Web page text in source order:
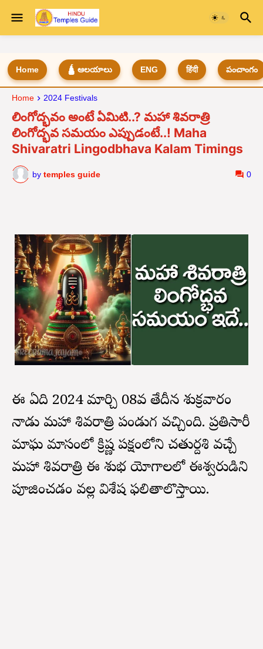
Home 🛕 ఆలయాలు ENG हिंदी పంచాంగం
Home 2024 Festivals
లింగోద్భవం అంటే ఏమిటి..? మహా శివరాత్రి
లింగోద్భవ సమయం ఎప్పుడంటే..! Maha
Shivaratri Lingodbhava Kalam Timings
by temples guide 0
ఈ ఏడాది 2024 మార్చి 08వ తేదీన శుక్రవారం
నాడు మహా శివరాత్రి పండుగ వచ్చింది. ప్రతిసారీ
మాఘ మాసంలో క్రిష్ణ పక్షంలోని చతుర్దశి వచ్చే
మహా శివరాత్రి ఈ శుభ యోగాలలో ఈశ్వరుడిని
పూజించడం వల్ల విశేష ఫలితాలొస్తాయి.